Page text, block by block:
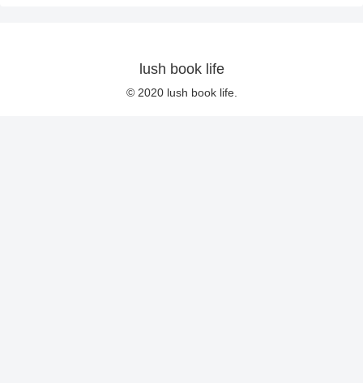
lush book life
© 2020 lush book life.